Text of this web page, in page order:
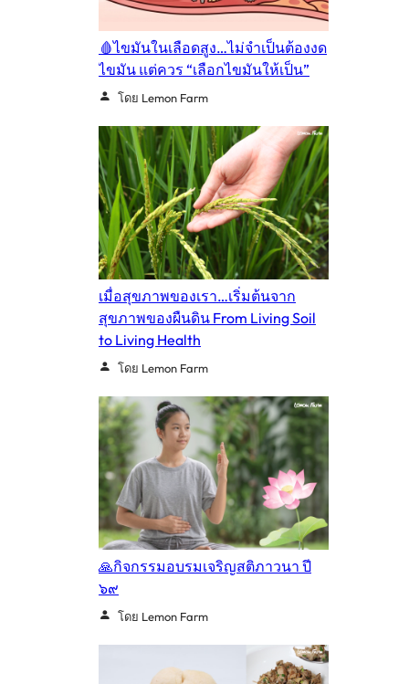
🩸ไขมันในเลือดสูง…ไม่จำเป็นต้องงด
ไขมัน แต่ควร “เลือกไขมันให้เป็น”
โดย Lemon Farm
เมื่อสุขภาพของเรา…เริ่มต้นจาก
สุขภาพของผืนดิน From Living Soil
to Living Health
โดย Lemon Farm
🙏กิจกรรมอบรมเจริญสติภาวนา ปี
๖๙
โดย Lemon Farm